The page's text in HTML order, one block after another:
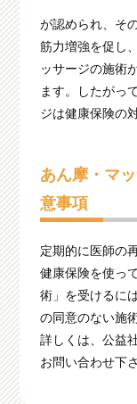
が認められ、そ
筋力増強を促し
ッサージの施術
ます。したがっ
ジは健康保険の
あん摩・マ
意事項
定期的に医師の
健康保険を使っ
術」を受けるに
の同意のない施
詳しくは、公益
お問い合わせ下さ